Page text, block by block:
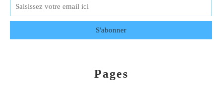
Pages